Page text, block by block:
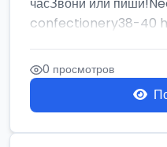
confectionery38-40
0 просмотров